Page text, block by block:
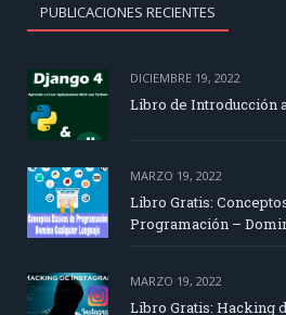
PUBLICACIONES RECIENTES
DICIEMBRE 19, 2022
Libro de Introducción
MARZO 19, 2022
Libro Gratis:
Programación –
MARZO 19, 2022
Libro Gratis: Hacking